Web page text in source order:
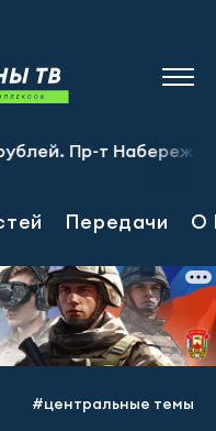
т
Передачи О
#центральные темы